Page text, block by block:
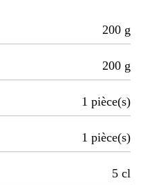
200 g
200 g
1 pièce(s)
1 pièce(s)
5 cl